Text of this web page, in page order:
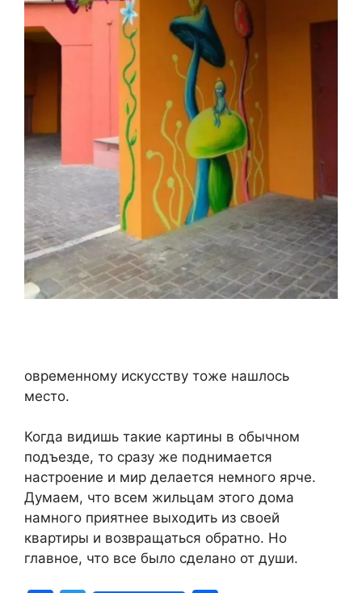
овременному искусству тоже нашлось
место.
Когда видишь такие картины в обычном
подъезде, то сразу же поднимается
настроение и мир делается немного ярче.
Думаем, что всем жильцам этого дома
намного приятнее выходить из своей
квартиры и возвращаться обратно. Но
главное, что все было сделано от души.